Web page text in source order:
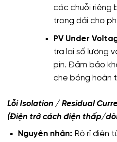
các chuỗi riêng
trong dải cho
PV Under
tra lại số lượng
pin. Đảm bảo
che bóng hoàn
Lỗi Isolation / Residual
(Điện trở cách điện thấp/
Nguyên nhân: Rò rỉ điện